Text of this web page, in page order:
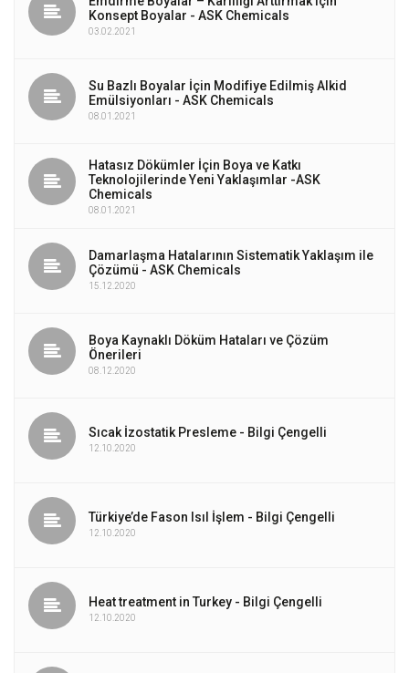
Konsept Boyalar - ASK Chemicals
03.02.2021
Su Bazlı Boyalar İçin Modifiye Edilmiş Alkid
Emülsiyonları - ASK Chemicals
08.01.2021
Hatasız Dökümler İçin Boya ve Katkı
Teknolojilerinde Yeni Yaklaşımlar -ASK
Chemicals
08.01.2021
Damarlaşma Hatalarının Sistematik Yaklaşım ile
Çözümü - ASK Chemicals
15.12.2020
Boya Kaynaklı Döküm Hataları ve Çözüm
Önerileri
08.12.2020
Sıcak İzostatik Presleme - Bilgi Çengelli
12.10.2020
Türkiye’de Fason Isıl İşlem - Bilgi Çengelli
12.10.2020
Heat treatment in Turkey - Bilgi Çengelli
12.10.2020